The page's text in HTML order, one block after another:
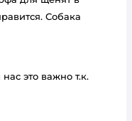
Собака
это важно т.к.